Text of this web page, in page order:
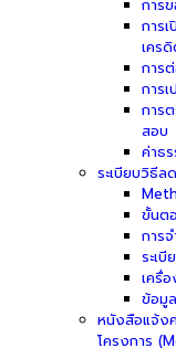
การ
การ
เคร
การ
การ
การ
สอบ
ค่าธ
ระเบียบวิธีล
ขั้นต
การ
ระเ
เครื่
ข้อมู
หนังสือแจ้ง
โครงการ